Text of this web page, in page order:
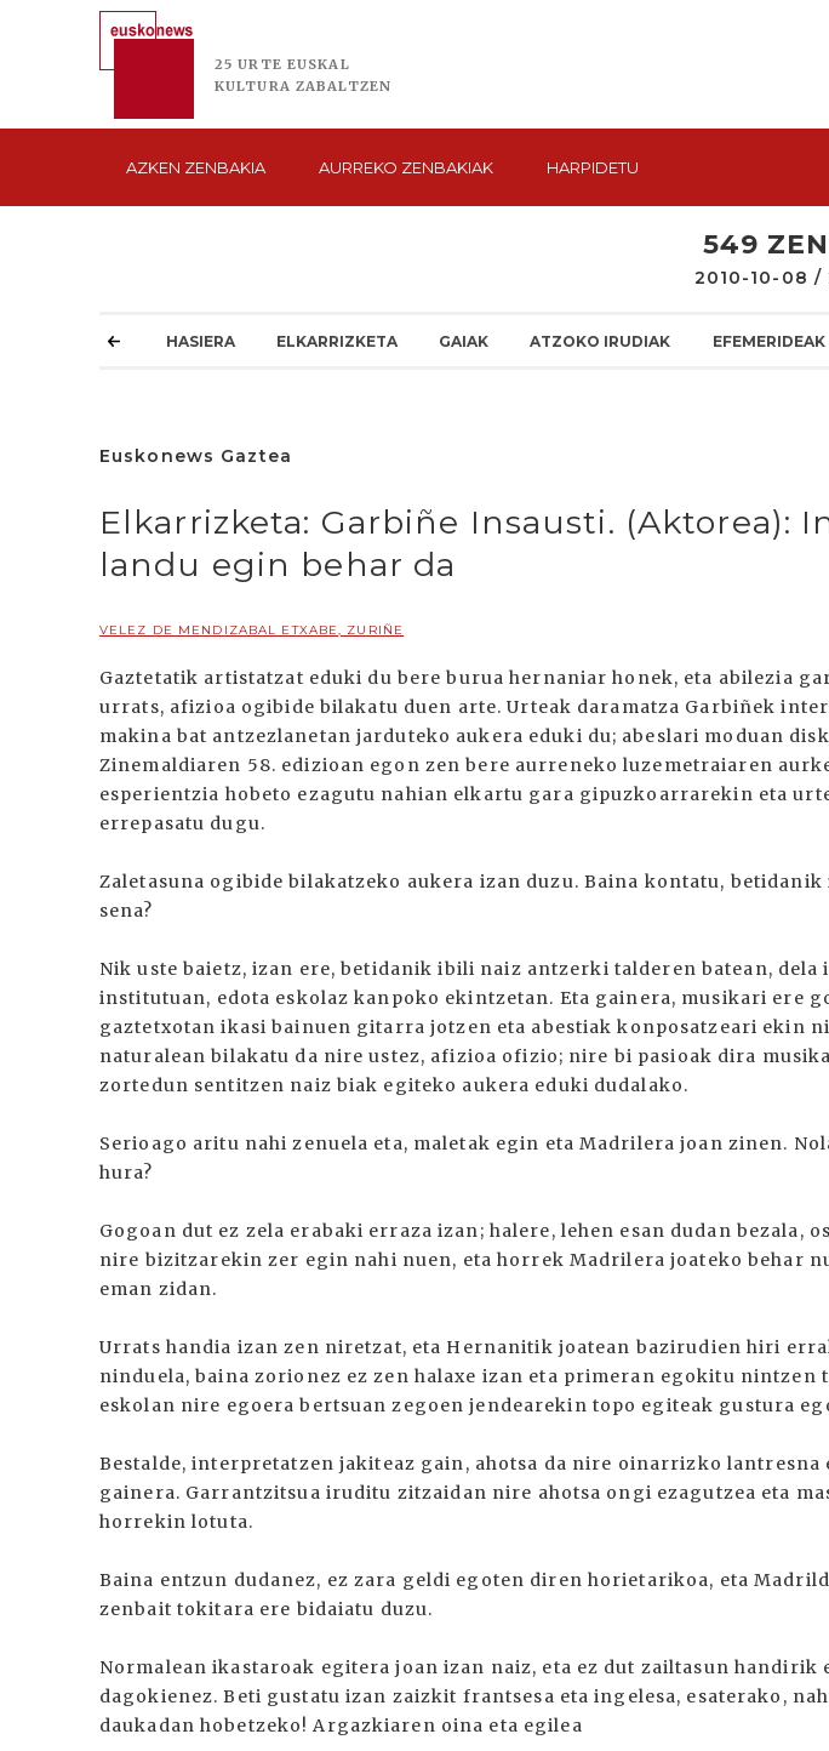
25 URTE EUSKAL
KULTURA ZABALTZEN
AZKEN ZENBAKIA AURREKO ZENBAKIAK HARPIDETU
549
2010-10-08 /
HASIERA ELKARRIZKETA GAIAK ATZOKO IRUDIAK EFEMERIDEAK
Euskonews Gaztea
Elkarrizketa: Garbiñe Insausti. (Aktorea):
landu egin behar da
VELEZ DE MENDIZABAL ETXABE, ZURIÑE
Gaztetatik artistatzat eduki du bere burua hernaniar honek, eta abilezia
urrats, afizioa ogibide bilakatu duen arte. Urteak daramatza Garbiñek
makina bat antzezlanetan jarduteko aukera eduki du; abeslari moduan
Zinemaldiaren 58. edizioan egon zen bere aurreneko luzemetraiaren
esperientzia hobeto ezagutu nahian elkartu gara gipuzkoarrarekin eta
errepasatu dugu.
Zaletasuna ogibide bilakatzeko aukera izan duzu. Baina kontatu,
sena?
Nik uste baietz, izan ere, betidanik ibili naiz antzerki talderen batean, dela
institutuan, edota eskolaz kanpoko ekintzetan. Eta gainera, musikari ere
gaztetxotan ikasi bainuen gitarra jotzen eta abestiak konposatzeari ekin
naturalean bilakatu da nire ustez, afizioa ofizio; nire bi pasioak dira
zortedun sentitzen naiz biak egiteko aukera eduki dudalako.
Serioago aritu nahi zenuela eta, maletak egin eta Madrilera joan zinen.
hura?
Gogoan dut ez zela erabaki erraza izan; halere, lehen esan dudan bezala,
nire bizitzarekin zer egin nahi nuen, eta horrek Madrilera joateko behar
eman zidan.
Urrats handia izan zen niretzat, eta Hernanitik joatean bazirudien hiri
ninduela, baina zorionez ez zen halaxe izan eta primeran egokitu nintzen
eskolan nire egoera bertsuan zegoen jendearekin topo egiteak gustura
Bestalde, interpretatzen jakiteaz gain, ahotsa da nire oinarrizko lantresna
gainera. Garrantzitsua iruditu zitzaidan nire ahotsa ongi ezagutzea eta
horrekin lotuta.
Baina entzun dudanez, ez zara geldi egoten diren horietarikoa, eta
zenbait tokitara ere bidaiatu duzu.
Normalean ikastaroak egitera joan izan naiz, eta ez dut zailtasun handirik
dagokienez. Beti gustatu izan zaizkit frantsesa eta ingelesa, esaterako,
daukadan hobetzeko! Argazkiaren oina eta egilea